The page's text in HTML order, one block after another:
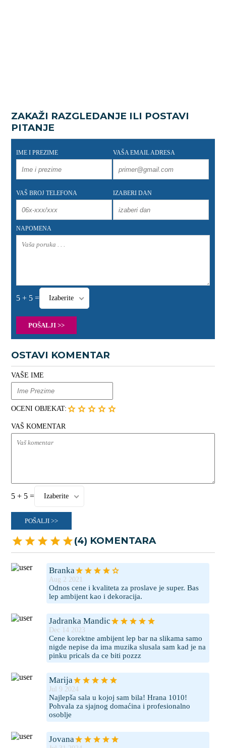
ZAKAŽI RAZGLEDANJE ILI POSTAVI
PITANJE
IME I PREZIME VAŠA EMAIL ADRESA
VAŠ BROJ TELEFONA IZABERI DAN
NAPOMENA
5 + 5 = Izaberite
POŠALJI >>
OSTAVI KOMENTAR
VAŠE IME
OCENI OBJEKAT:
VAŠ KOMENTAR
5 + 5 = Izaberite
POŠALJI >>
(4) KOMENTARA
Branka
Aug 2 2021
Odnos cene i kvaliteta za proslave je super. Bas
lep ambijent kao i dekoracija.
Jadranka Mandic
Dec 14 2023
Cene korektne ambijent lep bar na slikama samo
nigde nepise da ima muzika slusala sam kad je na
pinku pricals da ce biti pozzz
Marija
Jul 9 2024
Najlepša sala u kojoj sam bila! Hrana 1010!
Pohvala za sjajnog domaćina i profesionalno
osoblje
Jovana